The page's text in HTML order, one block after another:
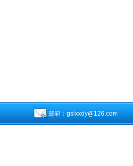
邮箱：gslxxdy@126.com